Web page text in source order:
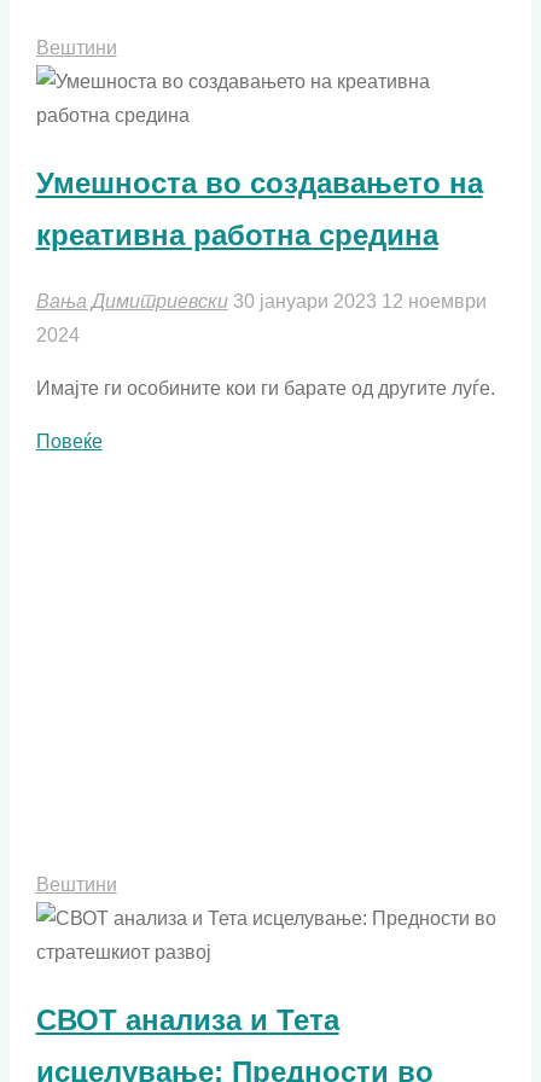
Вештини
Умешноста во создавањето на
креативна работна средина
Вања Димитриевски 30 јануари 2023 12 ноември
2024
Имајте ги особините кои ги барате од другите луѓе.
Повеќе"Умешноста
Вештини
СВОТ анализа и Тета
исцелување: Предности во